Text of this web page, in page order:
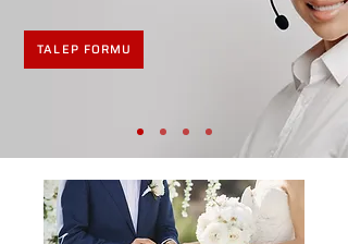
TALEP FORMU